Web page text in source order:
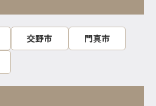
交野市
門真市